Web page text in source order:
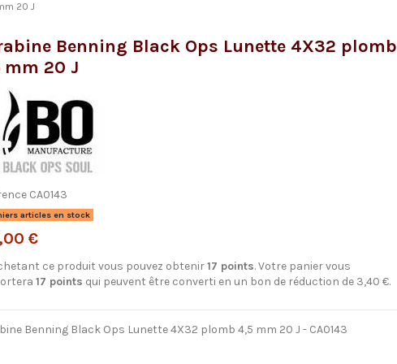
20 J
Benning Black Ops Lunette 4X32 plomb
mm 20 J
CA0143
articles en stock
€
ce produit vous pouvez obtenir17 points. Votre panier vous
17 points qui peuvent être converti en un bon de réduction de 3,40 €.
Benning Black Ops Lunette 4X32 plomb 4,5 mm 20 J - CA0143